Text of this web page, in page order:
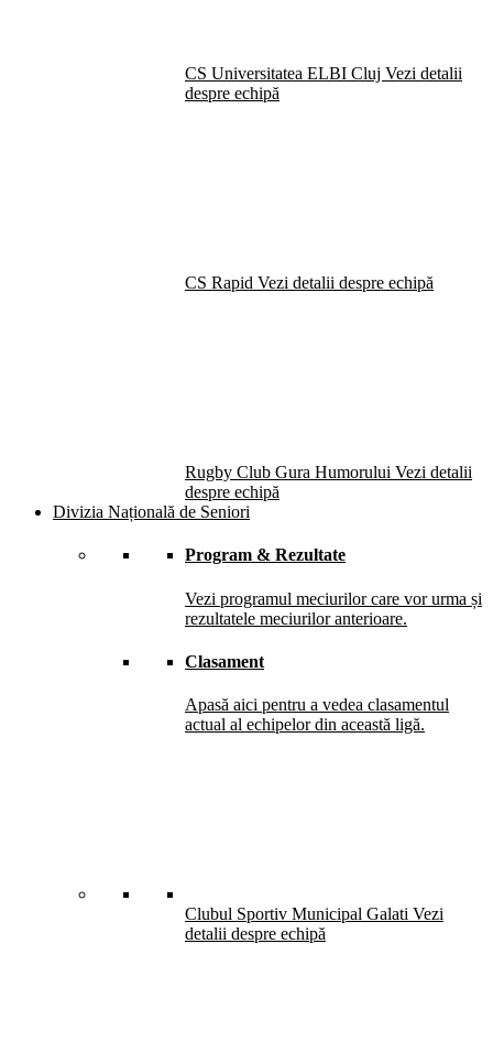
CS Universitatea ELBI Cluj Vezi detalii
despre echipă
CS Rapid Vezi detalii despre echipă
Rugby Club Gura Humorului Vezi detalii
despre echipă
Divizia Națională de Seniori
Program & Rezultate
Vezi programul meciurilor care vor urma și
rezultatele meciurilor anterioare.
Clasament
Apasă aici pentru a vedea clasamentul
actual al echipelor din această ligă.
Clubul Sportiv Municipal Galati Vezi
detalii despre echipă